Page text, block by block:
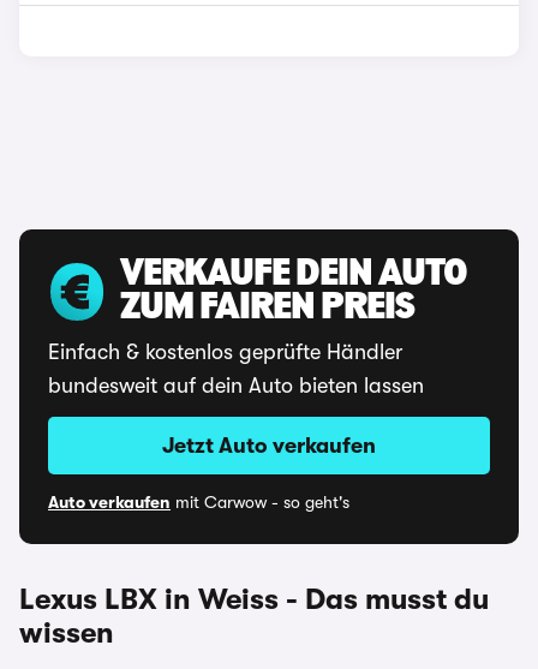
VERKAUFE DEIN AUTO
ZUM FAIREN PREIS
Einfach & kostenlos geprüfte Händler
bundesweit auf dein Auto bieten lassen
Jetzt Auto verkaufen
Auto verkaufen mit Carwow - so geht's
Lexus LBX in Weiss - Das musst du
wissen